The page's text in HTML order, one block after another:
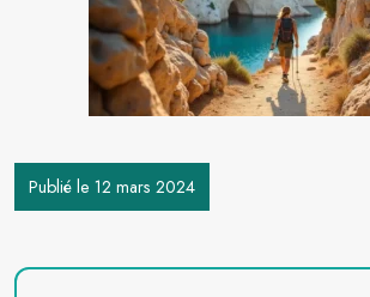
Publié le 12 mars 2024